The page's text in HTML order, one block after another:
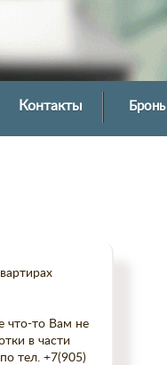
Контакты Бронь
что-то Вам не
в части
тел. +7(905)